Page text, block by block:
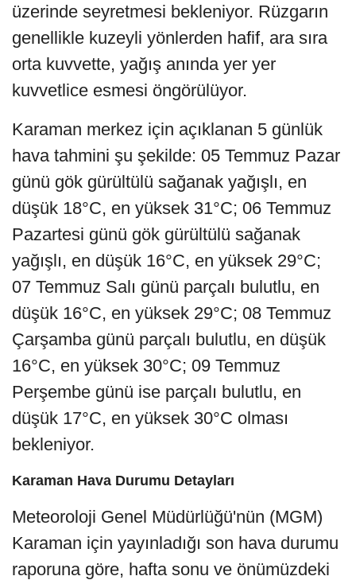
üzerinde seyretmesi bekleniyor. Rüzgarın
genellikle kuzeyli yönlerden hafif, ara sıra
orta kuvvette, yağış anında yer yer
kuvvetlice esmesi öngörülüyor.
Karaman merkez için açıklanan 5 günlük
hava tahmini şu şekilde: 05 Temmuz Pazar
günü gök gürültülü sağanak yağışlı, en
düşük 18°C, en yüksek 31°C; 06 Temmuz
Pazartesi günü gök gürültülü sağanak
yağışlı, en düşük 16°C, en yüksek 29°C;
07 Temmuz Salı günü parçalı bulutlu, en
düşük 16°C, en yüksek 29°C; 08 Temmuz
Çarşamba günü parçalı bulutlu, en düşük
16°C, en yüksek 30°C; 09 Temmuz
Perşembe günü ise parçalı bulutlu, en
düşük 17°C, en yüksek 30°C olması
bekleniyor.
Karaman Hava Durumu Detayları
Meteoroloji Genel Müdürlüğü'nün (MGM)
Karaman için yayınladığı son hava durumu
raporuna göre, hafta sonu ve önümüzdeki